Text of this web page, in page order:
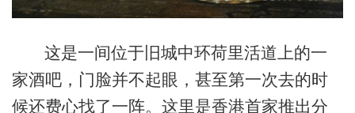
这是一间位于旧城中环荷里活道上的一
家酒吧，门脸并不起眼，甚至第一次去的时
候还费心找了一阵。这里是香港首家推出分